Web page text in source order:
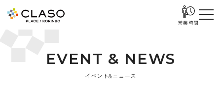
営業時間
EVENT & NEWS
イベント&ニュース